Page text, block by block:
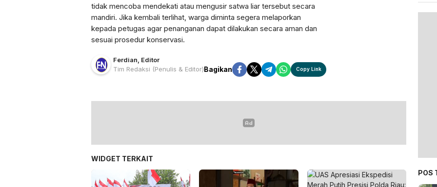
tidak mencoba mendekati atau mengusir satwa liar tersebut secara
mandiri. Jika kembali terlihat, warga diminta segera melaporkan
kepada petugas agar penanganan dapat dilakukan secara aman dan
sesuai prosedur konservasi.
Ferdian Editor
Tim Redaksi (Penulis & Editor)Bagikan Copy Link
WIDGET TERKAIT
POS